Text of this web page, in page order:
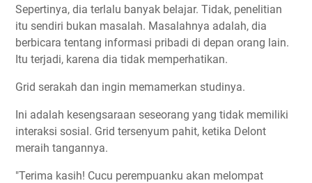
Sepertinya, dia terlalu banyak belajar. Tidak, penelitian
itu sendiri bukan masalah. Masalahnya adalah, dia
berbicara tentang informasi pribadi di depan orang lain.
Itu terjadi, karena dia tidak memperhatikan.
Grid serakah dan ingin memamerkan studinya.
Ini adalah kesengsaraan seseorang yang tidak memiliki
interaksi sosial. Grid tersenyum pahit, ketika Delont
meraih tangannya.
"Terima kasih! Cucu perempuanku akan melompat